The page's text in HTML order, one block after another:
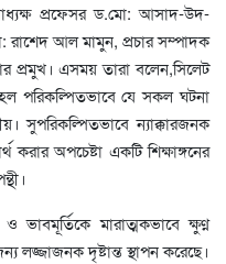
প্রফেসর ড.মো: আসাদ-উদ-
আল মামুন, প্রচার সম্পাদক
এসময় তারা বলেন,সিলেট
পরিকল্পিতভাবে যে সকল ঘটনা
সুপরিকল্পিতভাবে ন্যাক্কারজনক
করার অপচেষ্টা একটি শিক্ষাঙ্গনের
ভাবমূর্তিকে মারাত্মকভাবে ক্ষুণ্ণ
লজ্জাজনক দৃষ্টান্ত স্থাপন করেছে।